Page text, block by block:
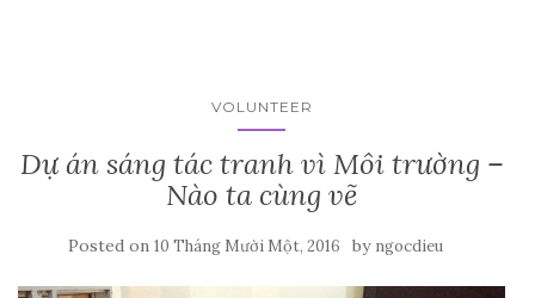
VOLUNTEER
Dự án sáng tác tranh vì Môi trường –
Nào ta cùng vẽ
Posted on 10 Tháng Mười Một, 2016 by ngocdieu